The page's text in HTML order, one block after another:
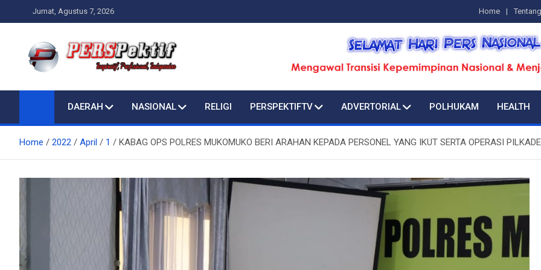
to
Jumat, Agustus 7, 2026 Home
Perspektif.today
DAERAH NASIONAL RELIGI PERSPEKTIFTV ADVERTORIAL POLHUKAM HEALTH
Home 2022 April 1 KABAG OPS POLRES MUKOMUKO BERI ARAHAN KEPADA PERSONEL YANG IKUT SERTA OPERASI